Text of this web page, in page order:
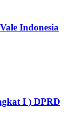
Indonesia
I ) DPRD